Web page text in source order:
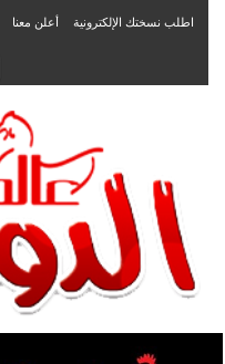
اطلب نسختك الإلكترونية أعلن معنا